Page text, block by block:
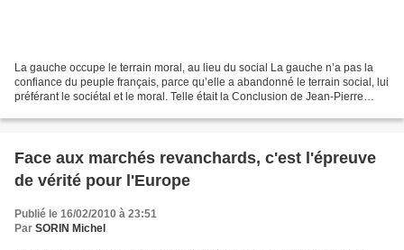
La gauche occupe le terrain moral, au lieu du social La gauche n’a pas la
confiance du peuple français, parce qu’elle a abandonné le terrain social, lui
préférant le sociétal et le moral. Telle était la Conclusion de Jean-Pierre
Face aux marchés revanchards, c'est l'épreuve
de vérité pour l'Europe
Publié le 16/02/2010 à 23:51
Par SORIN Michel